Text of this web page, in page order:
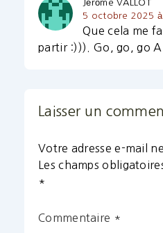
Jérôme VALLOT
5 octobre 2025
Que cela me
partir :))). Go, go, go
Laisser un
Votre adresse e-mail
Les champs
*
Commentaire *